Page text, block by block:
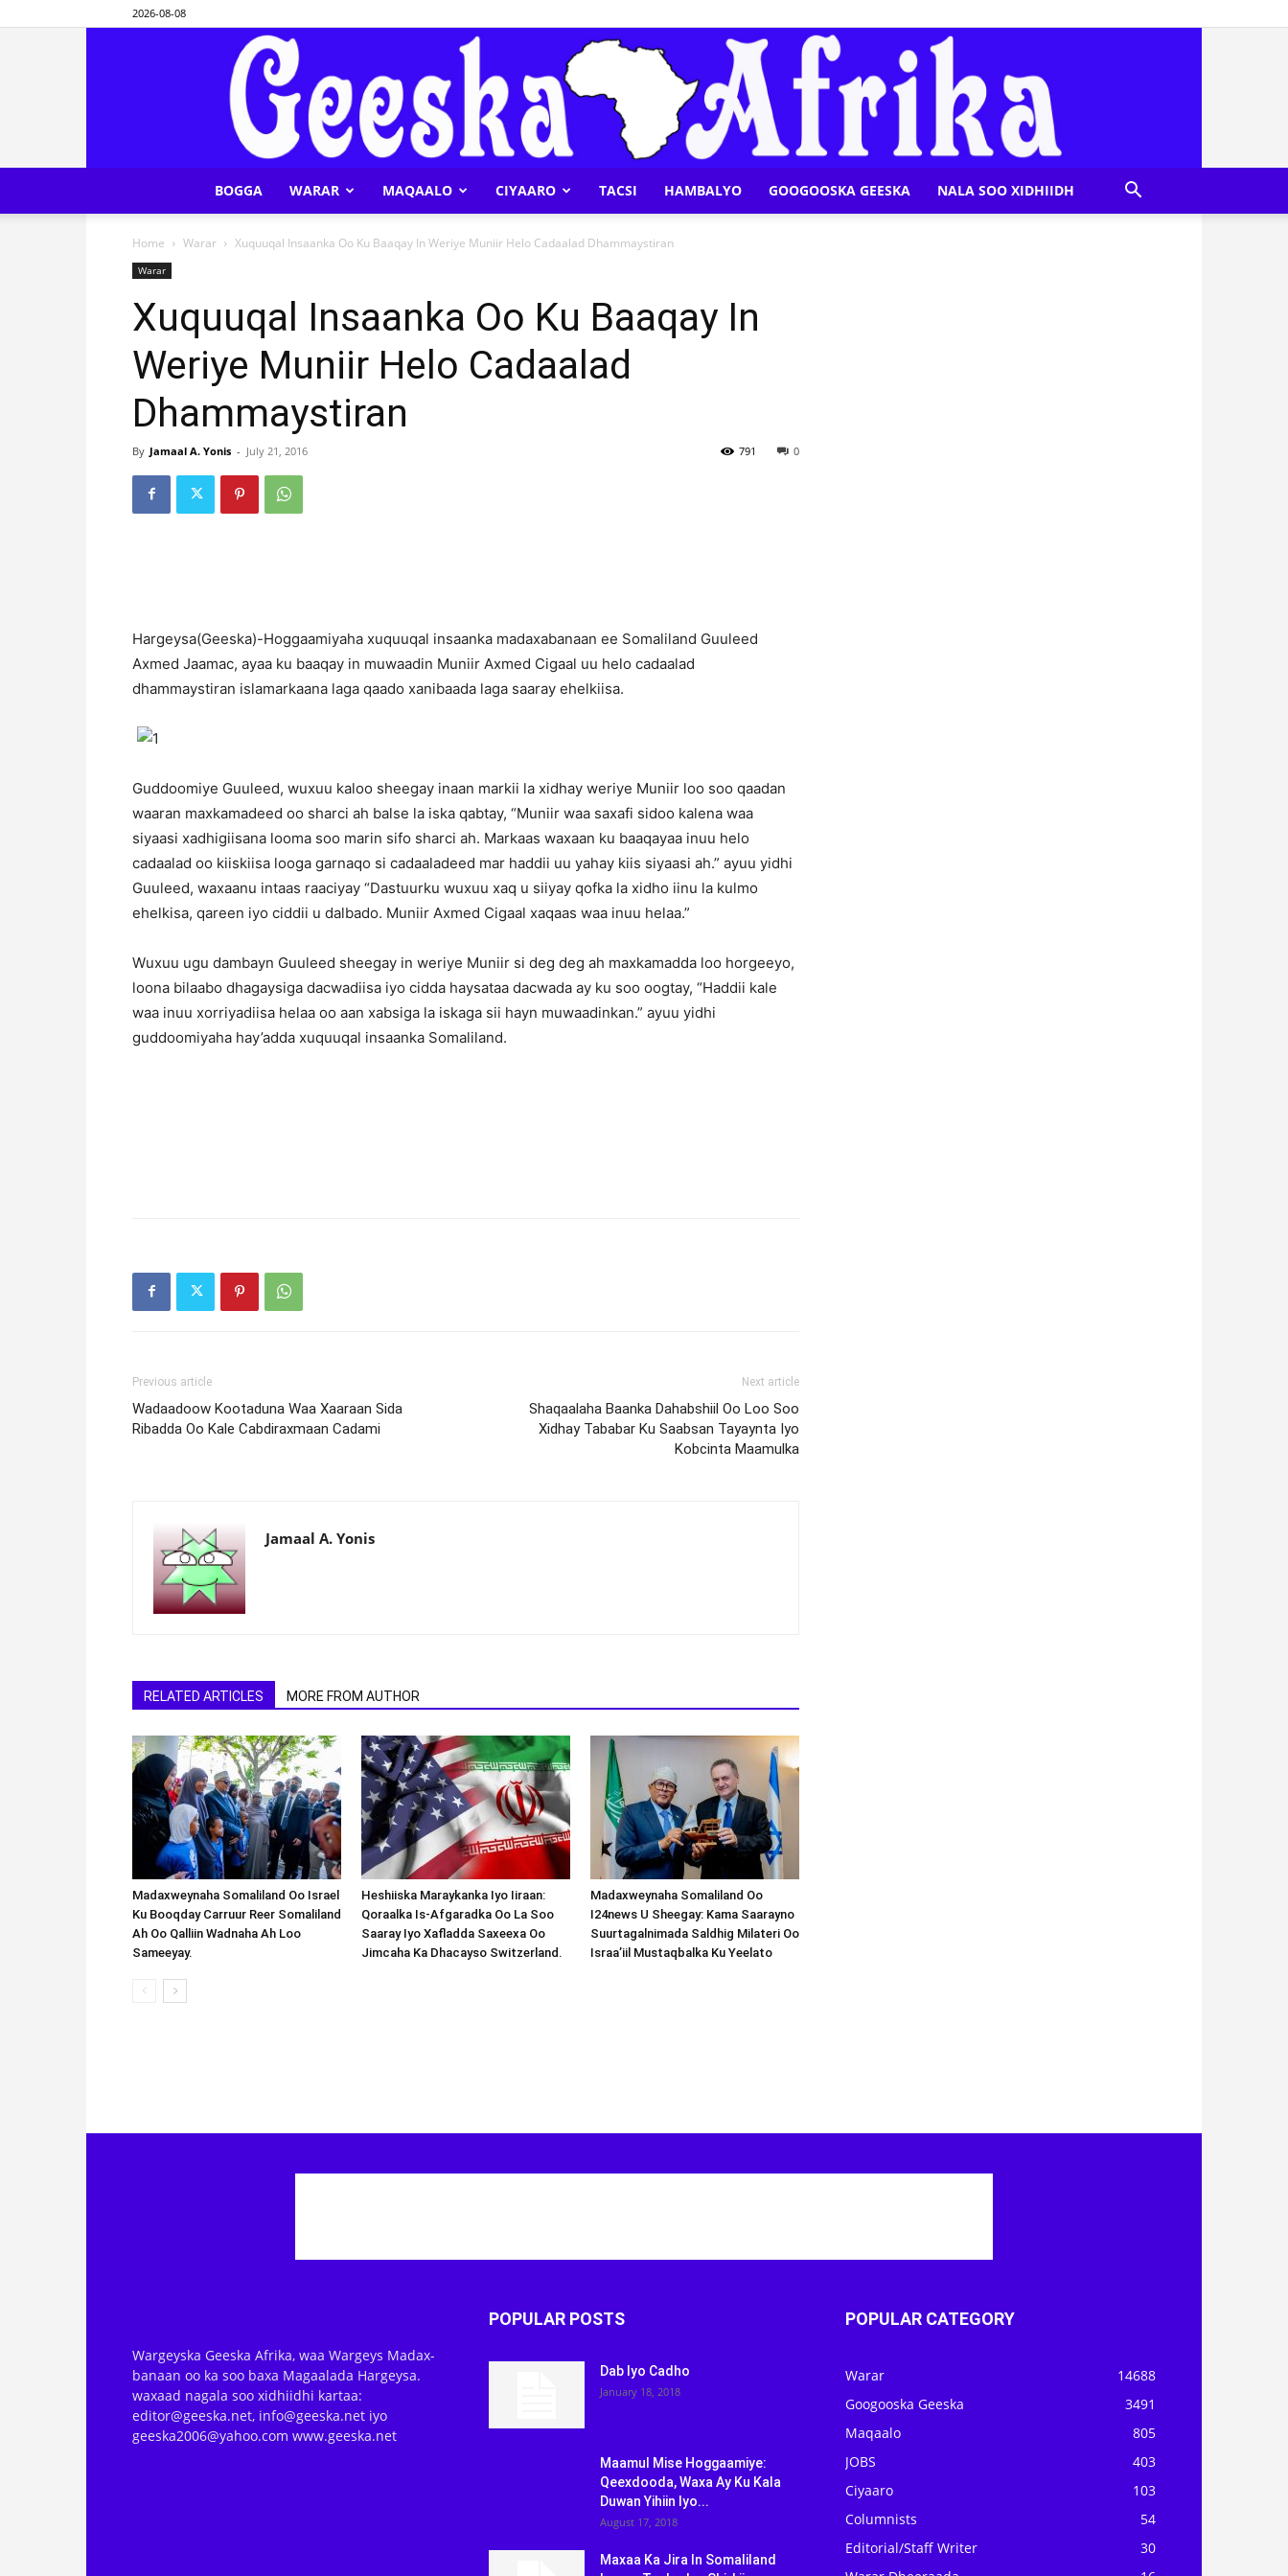
2026-08-08
BOGGA WARAR MAQAALO CIYAARO TACSI HAMBALYO GOOGOOSKA GEESKA NALA SOO XIDHIIDH
Home Warar Xuquuqal Insaanka Oo Ku Baaqay In Weriye Muniir Helo Cadaalad Dhammaystiran
Warar
Xuquuqal Insaanka Oo Ku Baaqay In
Weriye Muniir Helo Cadaalad
Dhammaystiran
By Jamaal A. Yonis - July 21, 2016 0
791
Hargeysa(Geeska)-Hoggaamiyaha xuquuqal insaanka madaxabanaan ee Somaliland Guuleed
Axmed Jaamac, ayaa ku baaqay in muwaadin Muniir Axmed Cigaal uu helo cadaalad
dhammaystiran islamarkaana laga qaado xanibaada laga saaray ehelkiisa.
Guddoomiye Guuleed, wuxuu kaloo sheegay inaan markii la xidhay weriye Muniir loo soo qaadan
waaran maxkamadeed oo sharci ah balse la iska qabtay, “Muniir waa saxafi sidoo kalena waa
siyaasi xadhigiisana looma soo marin sifo sharci ah. Markaas waxaan ku baaqayaa inuu helo
cadaalad oo kiiskiisa looga garnaqo si cadaaladeed mar haddii uu yahay kiis siyaasi ah.” ayuu yidhi
Guuleed, waxaanu intaas raaciyay “Dastuurku wuxuu xaq u siiyay qofka la xidho iinu la kulmo
ehelkisa, qareen iyo ciddii u dalbado. Muniir Axmed Cigaal xaqaas waa inuu helaa.”
Wuxuu ugu dambayn Guuleed sheegay in weriye Muniir si deg deg ah maxkamadda loo horgeeyo,
loona bilaabo dhagaysiga dacwadiisa iyo cidda haysataa dacwada ay ku soo oogtay, “Haddii kale
waa inuu xorriyadiisa helaa oo aan xabsiga la iskaga sii hayn muwaadinkan.” ayuu yidhi
guddoomiyaha hay’adda xuquuqal insaanka Somaliland.
Previous article
Wadaadoow Kootaduna Waa Xaaraan Sida
Ribadda Oo Kale Cabdiraxmaan Cadami
Next article
Shaqaalaha Baanka Dahabshiil Oo Loo Soo
Xidhay Tababar Ku Saabsan Tayaynta Iyo
Kobcinta Maamulka
Jamaal A. Yonis
RELATED ARTICLES MORE FROM AUTHOR
Madaxweynaha Somaliland Oo Israel
Ku Booqday Carruur Reer Somaliland
Ah Oo Qalliin Wadnaha Ah Loo
Sameeyay.
Heshiiska Maraykanka Iyo Iiraan:
Qoraalka Is-Afgaradka Oo La Soo
Saaray Iyo Xafladda Saxeexa Oo
Jimcaha Ka Dhacayso Switzerland.
Madaxweynaha Somaliland Oo
I24news U Sheegay: Kama Saarayno
Suurtagalnimada Saldhig Milateri Oo
Israa’iil Mustaqbalka Ku Yeelato
Wargeyska Geeska Afrika, waa Wargeys Madax-
banaan oo ka soo baxa Magaalada Hargeysa.
waxaad nagala soo xidhiidhi kartaa:
editor@geeska.net, info@geeska.net iyo
geeska2006@yahoo.com www.geeska.net
POPULAR POSTS
Dab Iyo Cadho
January 18, 2018
Maamul Mise Hoggaamiye:
Qeexdooda, Waxa Ay Ku Kala
Duwan Yihiin Iyo...
August 17, 2018
Maxaa Ka Jira In Somaliland
POPULAR CATEGORY
Warar
14688
Googooska Geeska
3491
Maqaalo
805
JOBS
403
Ciyaaro
103
Columnists
54
Editorial/Staff Writer
30